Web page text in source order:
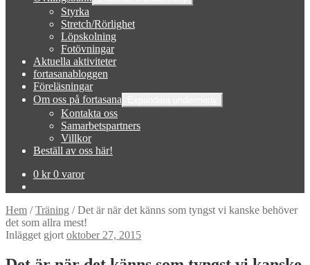
Styrka
Stretch/Rörlighet
Löpskolning
Fotövningar
Aktuella aktiviteter
fortasanabloggen
Föreläsningar
Om oss på fortasana
Kontakta oss
Samarbetspartners
Villkor
Beställ av oss här!
0 kr 0 varor
Hem /Träning /Det är när det känns som tyngst vi kanske behöver
det som allra mest!
Inlägget gjort oktober 27, 2015